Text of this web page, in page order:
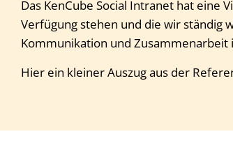
Das KenCube Social Intranet hat eine
Verfügung stehen und die wir ständig
Kommunikation und Zusammenarbeit
Hier ein kleiner Auszug aus der